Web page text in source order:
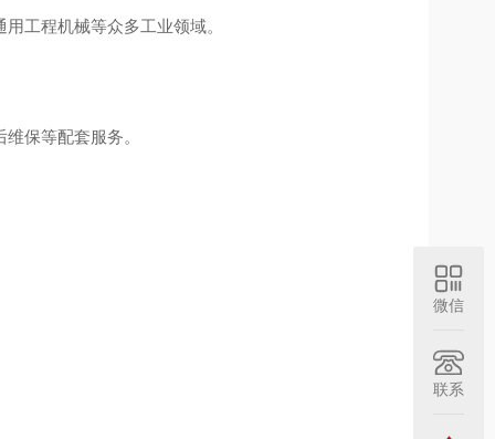
工程机械等众多工业领域。
保等配套服务。
微信
联系